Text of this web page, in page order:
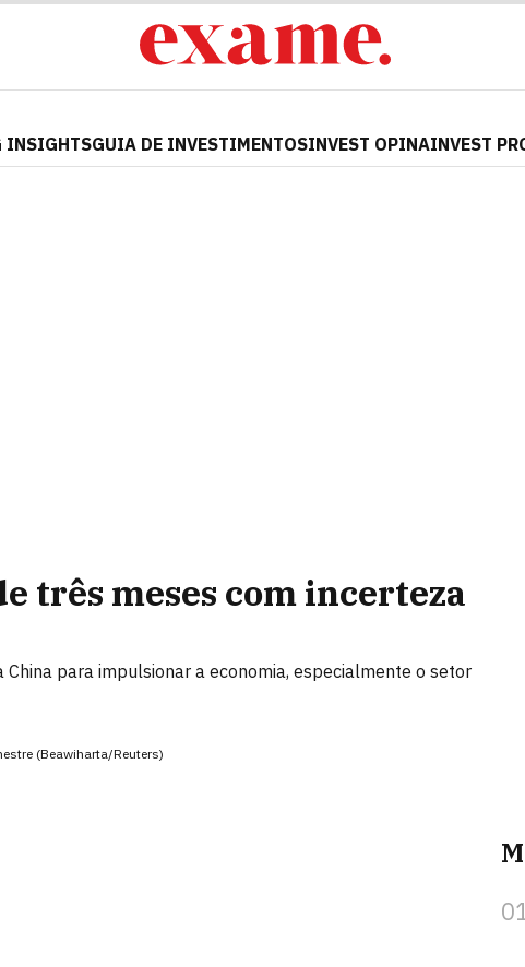
INSIGHTSGUIA DE INVESTIMENTOSINVEST OPINAINVEST
três meses com incerteza
para impulsionar a economia, especialmente o setor
(Beawiharta/Reuters)